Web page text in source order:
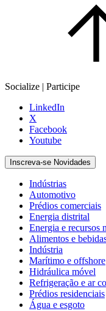
Socialize | Participe
LinkedIn
X
Facebook
Youtube
Inscreva-se Novidades
Indústrias
Automotivo
Prédios comerciais
Energia distrital
Energia e recursos
Alimentos e
Indústria
Marítimo e offshore
Hidráulica móvel
Refrigeração e ar
Prédios residenciais
Água e esgoto